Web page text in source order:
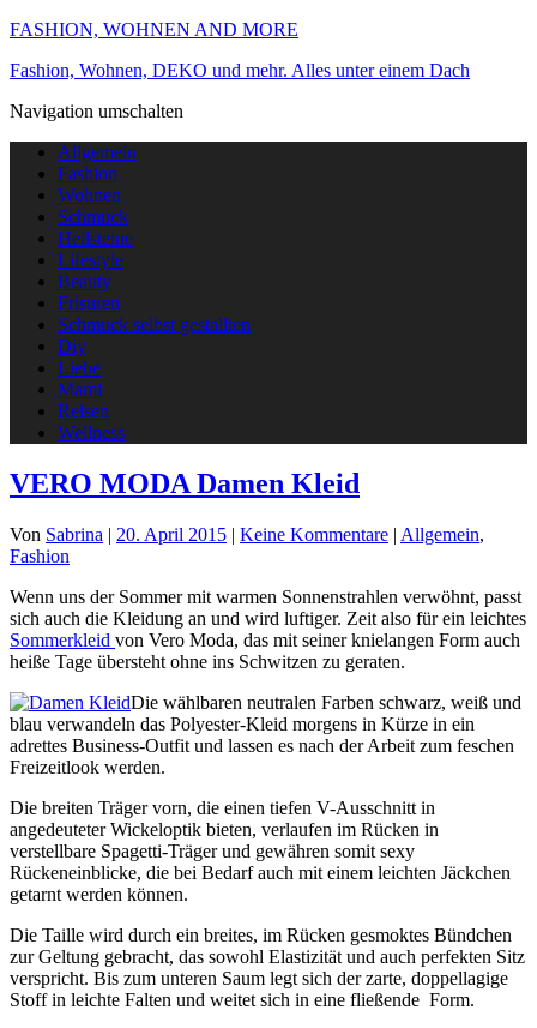
FASHION, WOHNEN AND MORE
Fashion, Wohnen, DEKO und mehr. Alles unter einem Dach
Navigation umschalten
Allgemein
Fashion
Wohnen
Schmuck
Heilsteine
Lifestyle
Beauty
Frisuren
Schmuck selbst gestallten
Diy
Liebe
Mami
Reisen
Wellness
VERO MODA Damen Kleid
Von Sabrina | 20. April 2015 | Keine Kommentare | Allgemein,
Fashion
Wenn uns der Sommer mit warmen Sonnenstrahlen verwöhnt, passt
sich auch die Kleidung an und wird luftiger. Zeit also für ein leichtes
Sommerkleid von Vero Moda, das mit seiner knielangen Form auch
heiße Tage übersteht ohne ins Schwitzen zu geraten.
Die wählbaren neutralen Farben schwarz, weiß und
blau verwandeln das Polyester-Kleid morgens in Kürze in ein
adrettes Business-Outfit und lassen es nach der Arbeit zum feschen
Freizeitlook werden.
Die breiten Träger vorn, die einen tiefen V-Ausschnitt in
angedeuteter Wickeloptik bieten, verlaufen im Rücken in
verstellbare Spagetti-Träger und gewähren somit sexy
Rückeneinblicke, die bei Bedarf auch mit einem leichten Jäckchen
getarnt werden können.
Die Taille wird durch ein breites, im Rücken gesmoktes Bündchen
zur Geltung gebracht, das sowohl Elastizität und auch perfekten Sitz
verspricht. Bis zum unteren Saum legt sich der zarte, doppellagige
Stoff in leichte Falten und weitet sich in eine fließende Form.